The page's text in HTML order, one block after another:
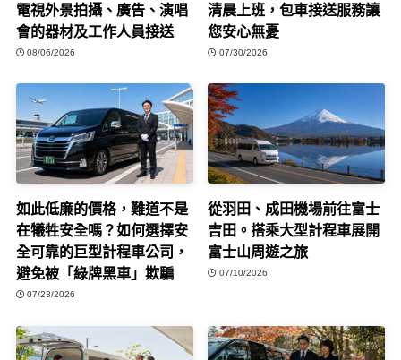
電視外景拍攝、廣告、演唱
會的器材及工作人員接送
08/06/2026
清晨上班，包車接送服務讓
您安心無憂
07/30/2026
如此低廉的價格，難道不是
在犧牲安全嗎？如何選擇安
全可靠的巨型計程車公司，
避免被「綠牌黑車」欺騙
07/23/2026
從羽田、成田機場前往富士
吉田。搭乘大型計程車展開
富士山周遊之旅
07/10/2026